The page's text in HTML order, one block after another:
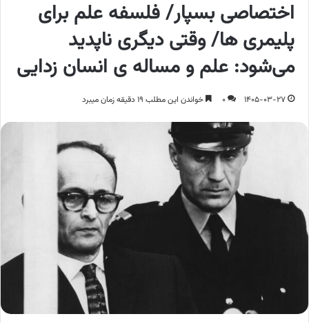
اختصاصی بسپار/ فلسفه علم برای
پلیمری ها/ وقتی دیگری ناپدید
می‌شود: علم و مساله ی انسان زدایی
1405-03-27
0 خواندن این مطلب 19 دقیقه زمان میبرد